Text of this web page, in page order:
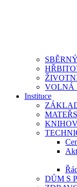
VOLNÁ
Instituce
DŮM S